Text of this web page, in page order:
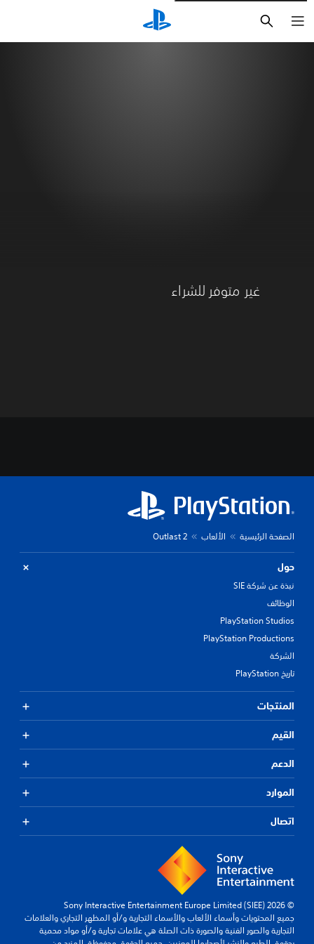
غير متوفر للشراء
الصفحة الرئيسية الألعاب Outlast 2
حول
نبذة عن شركة SIE
الوظائف
PlayStation Studios
PlayStation Productions
الشركة
تاريخ PlayStation
المنتجات
القيم
الدعم
الموارد
اتصال
© 2026 Sony Interactive Entertainment Europe Limited (SIEE)
جميع المحتويات وأسماء الألعاب والأسماء التجارية و/أو المظهر التجاري والعلامات
التجارية والصور الفنية والصورة ذات الصلة هي علامات تجارية و/أو مواد محمية